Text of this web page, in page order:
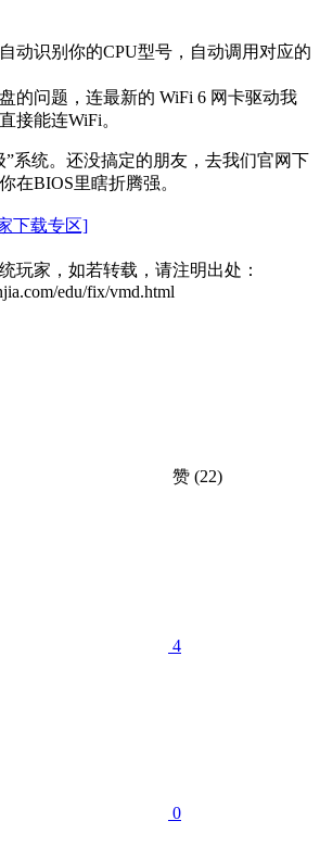
动识别你的CPU型号，自动调用对应的
的问题，连最新的 WiFi 6 网卡驱动我
接能连WiFi。
”系统。还没搞定的朋友，去我们官网下
在BIOS里瞎折腾强。
下载专区]
玩家，如若转载，请注明出处：
edu/fix/vmd.html
赞 (22)
4
0